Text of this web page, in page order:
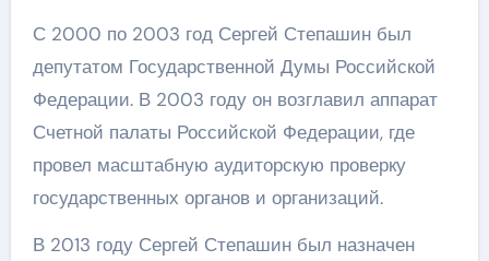
С 2000 по 2003 год Сергей Степашин был
депутатом Государственной Думы Российской
Федерации. В 2003 году он возглавил аппарат
Счетной палаты Российской Федерации, где
провел масштабную аудиторскую проверку
государственных органов и организаций.
В 2013 году Сергей Степашин был назначен